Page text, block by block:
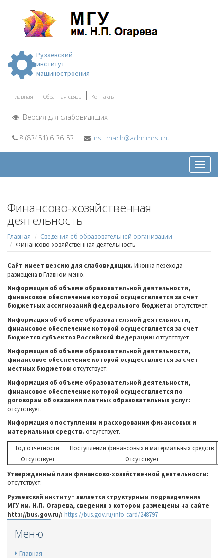
Рузаевский
институт
машиностроения
Главная Обратная связь Контакты
Версия для слабовидящих
8 (83451) 6-36-57 inst-mach@adm.mrsu.ru
меню
Финансово-хозяйственная
деятельность
Главная
Сведения об образовательной организации
Финансово-хозяйственная деятельность
Сайт имеет версию для слабовидящих. Иконка перехода
размещена в Главном меню.
Информация об объеме образовательной деятельности,
финансовое обеспечение которой осуществляется за счет
бюджетных ассигнований федерального бюджета: отсутствует.
Информация об объеме образовательной деятельности,
финансовое обеспечение которой осуществляется за счет
бюджетов субъектов Российской Федерации: отсутствует.
Информация об объеме образовательной деятельности,
финансовое обеспечение которой осуществляется за счет
местных бюджетов: отсутствует.
Информация об объеме образовательной деятельности,
финансовое обеспечение которой осуществляется по
договорам об оказании платных образовательных услуг:
отсутствует.
Информация о поступлении и расходовании финансовых и
материальных средств. отсутствует.
Год отчетности
Поступлении финансовых и материальных средств
Отсутствует
Отсутствует
Утвержденный план финансово-хозяйственной деятельности:
отсутствует.
Рузаевский институт является структурным подразделение
МГУ им. Н.П. Огарева, сведения о котором размещены на сайте
http://bus.gov.ru/: https://bus.gov.ru/info-card/248797
Меню
Главная